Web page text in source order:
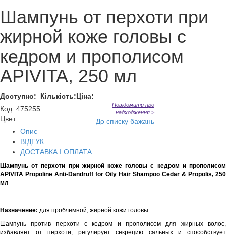
Шампунь от перхоти при
жирной коже головы с
кедром и прополисом
APIVITA, 250 мл
Доступно: Кількість:Ціна:
Код: 475255
Цвет:
Повідомити про
надходження >
До списку бажань
Опис
ВІДГУК
ДОСТАВКА І ОПЛАТА
Шампунь от перхоти при жирной коже головы с кедром и прополисом
APIVITA Propoline Anti-Dandruff for Oily Hair Shampoo Cedar & Propolis, 250
мл
Назначение: для проблемной, жирной кожи головы
Шампунь против перхоти с кедром и прополисом для жирных волос,
избавляет от перхоти, регулирует секрецию сальных и способствует